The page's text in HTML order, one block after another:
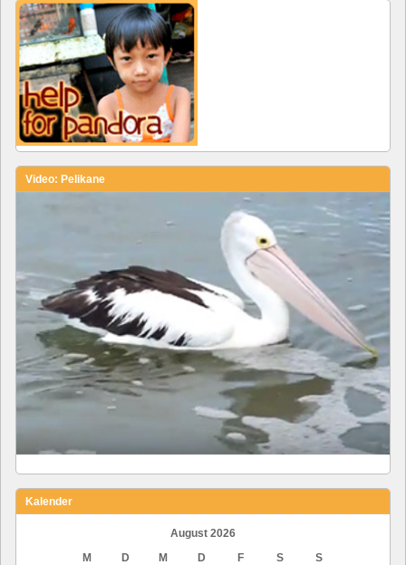
Video: Pelikane
Kalender
August 2026
M
D M D F S
S